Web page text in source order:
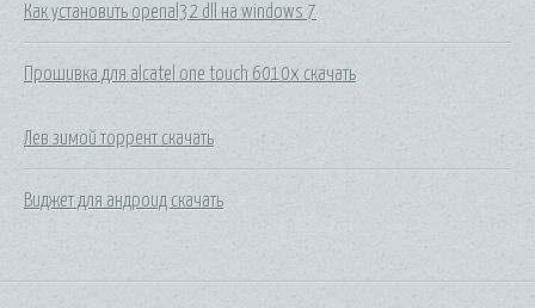
Как установить openal32 dll на windows 7
Прошивка для alcatel one touch 6010x скачать
Лев зимой торрент скачать
Виджет для андроид скачать